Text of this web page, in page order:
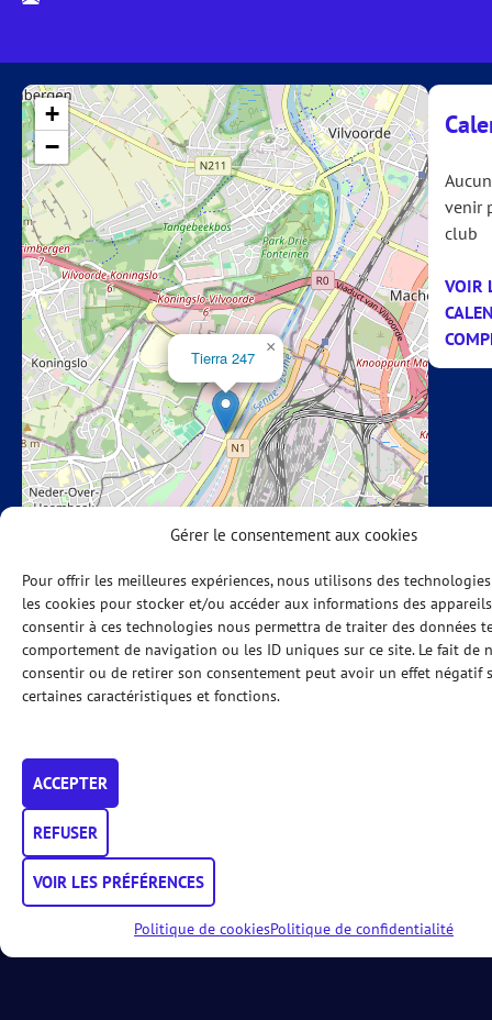
Gérer le consentement aux cookies
Pour offrir les meilleures expériences, nous utilisons des
les cookies pour stocker et/ou accéder aux informations des
consentir à ces technologies nous permettra de traiter des données
comportement de navigation ou les ID uniques sur ce site. Le fait de
consentir ou de retirer son consentement peut avoir un effet négatif
certaines caractéristiques et fonctions.
ACCEPTER
REFUSER
VOIR LES PRÉFÉRENCES
Politique de cookiesPolitique de confidentialité
Tierra 247
×
+
−
venir
club
VOIR